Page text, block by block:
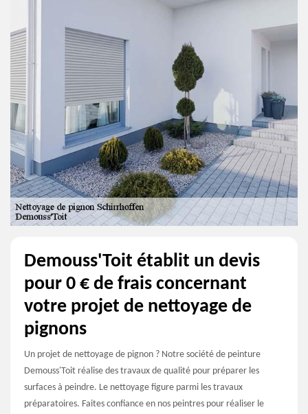
Demouss'Toit établit un devis
pour 0 € de frais concernant
votre projet de nettoyage de
pignons
Un projet de nettoyage de pignon ? Notre société de peinture
Demouss'Toit réalise des travaux de qualité pour préparer les
surfaces à peindre. Le nettoyage figure parmi les travaux
préparatoires. Faites confiance en nos peintres pour réaliser le